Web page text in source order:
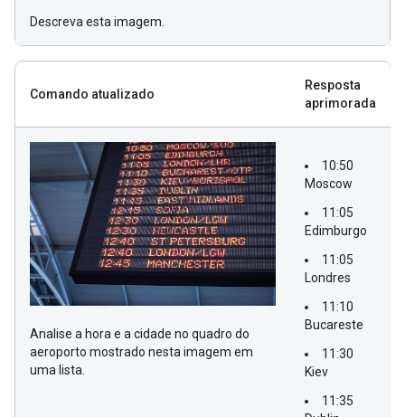
Descreva esta imagem.
Comando atualizado
Resposta
aprimorada
Analise a hora e a cidade no quadro do
aeroporto mostrado nesta imagem em
uma lista.
10:50
Moscow
11:05
Edimburgo
11:05
Londres
11:10
Bucareste
11:30
Kiev
11:35